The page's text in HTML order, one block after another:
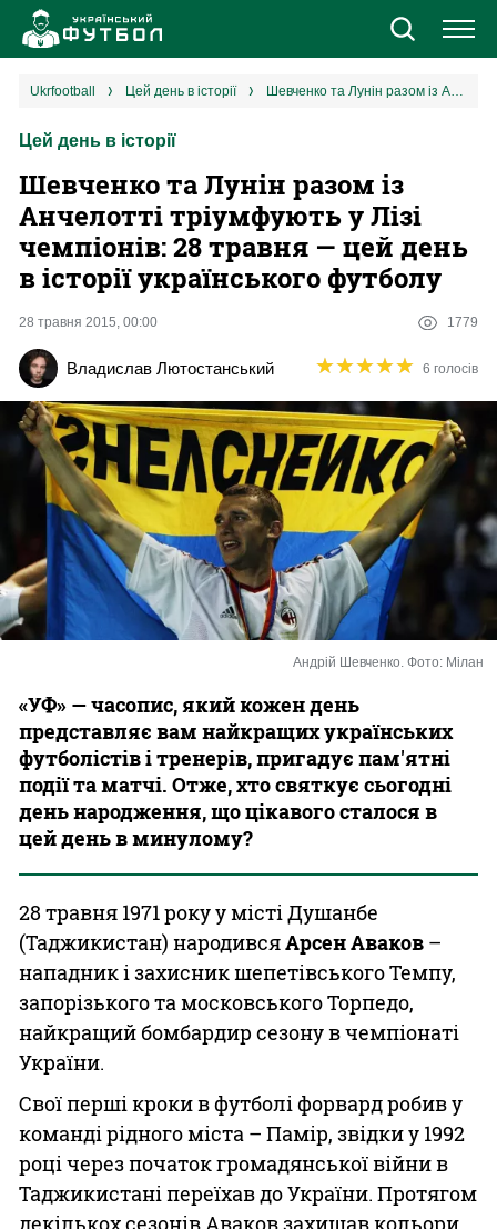
Новини
Єврокубки
УПЛ
2 ліга
Різне
Букмекери
Казино
ukrfootball цей день в історії Шевченко та Лунін разом із Анчелотті тріумфують у Лізі чемпіонів: 28 травня — цей день в історії українського футболу
Цей день в історії
Шевченко та Лунін разом із
Анчелотті тріумфують у Лізі
чемпіонів: 28 травня — цей день
в історії українського футболу
28 травня 2015, 00:00 1779
Владислав Лютостанський ★★★★★
★★★★★ 6 голосів
Андрій Шевченко. Фото: Мілан
«УФ» — часопис, який кожен день
представляє вам найкращих українських
футболістів і тренерів, пригадує пам'ятні
події та матчі. Отже, хто святкує сьогодні
день народження, що цікавого сталося в
цей день в минулому?
28 травня 1971 року у місті Душанбе
(Таджикистан) народивсяАрсен Аваков –
нападник і захисник шепетівського Темпу,
запорізького та московського Торпедо,
найкращий бомбардир сезону в чемпіонаті
України.
Свої перші кроки в футболі форвард робив у
команді рідного міста – Памір, звідки у 1992
році через початок громадянської війни в
Таджикистані переїхав до України. Протягом
декількох сезонів Аваков захищав кольори